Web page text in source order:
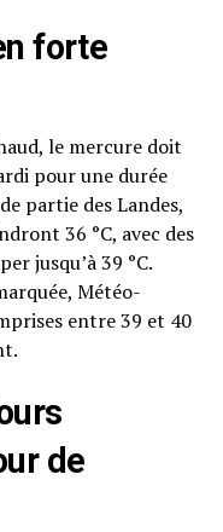
forte
le mercure doit
pour une durée
partie des Landes,
36 °C, avec des
jusqu’à 39 °C.
Météo-
entre 39 et 40
de